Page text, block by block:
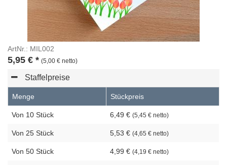
ArtNr.: MIL002
5,95 € * (5,00 € netto)
Staffelpreise
Menge Stückpreis
Von 10 Stück 6,49 € (5,45 € netto)
Von 25 Stück 5,53 € (4,65 € netto)
Von 50 Stück 4,99 € (4,19 € netto)